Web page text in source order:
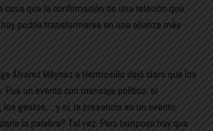
cosa que la confirmación de una relación que
podría transformarse en una alianza más
Álvarez Máynez a Hermosillo dejó claro que los
Fue un evento con mensaje político: el
los gestos… y sí, la presencia en un evento
la palabra? Tal vez. Pero tampoco hay que